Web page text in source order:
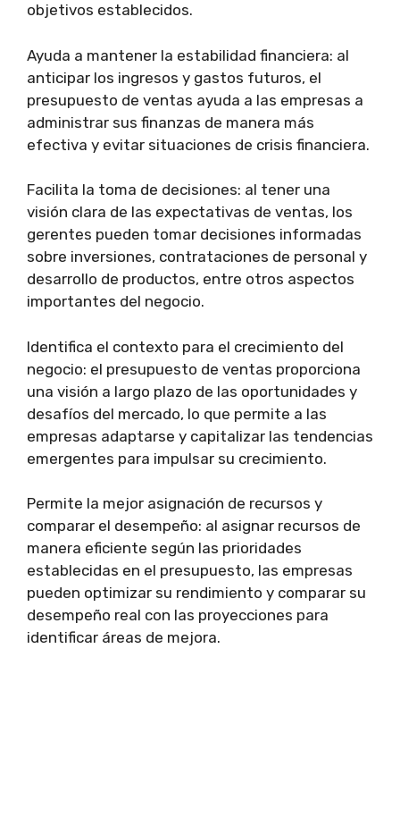
objetivos establecidos.
Ayuda a mantener la estabilidad financiera: al
anticipar los ingresos y gastos futuros, el
presupuesto de ventas ayuda a las empresas a
administrar sus finanzas de manera más
efectiva y evitar situaciones de crisis financiera.
Facilita la toma de decisiones: al tener una
visión clara de las expectativas de ventas, los
gerentes pueden tomar decisiones informadas
sobre inversiones, contrataciones de personal y
desarrollo de productos, entre otros aspectos
importantes del negocio.
Identifica el contexto para el crecimiento del
negocio: el presupuesto de ventas proporciona
una visión a largo plazo de las oportunidades y
desafíos del mercado, lo que permite a las
empresas adaptarse y capitalizar las tendencias
emergentes para impulsar su crecimiento.
Permite la mejor asignación de recursos y
comparar el desempeño: al asignar recursos de
manera eficiente según las prioridades
establecidas en el presupuesto, las empresas
pueden optimizar su rendimiento y comparar su
desempeño real con las proyecciones para
identificar áreas de mejora.